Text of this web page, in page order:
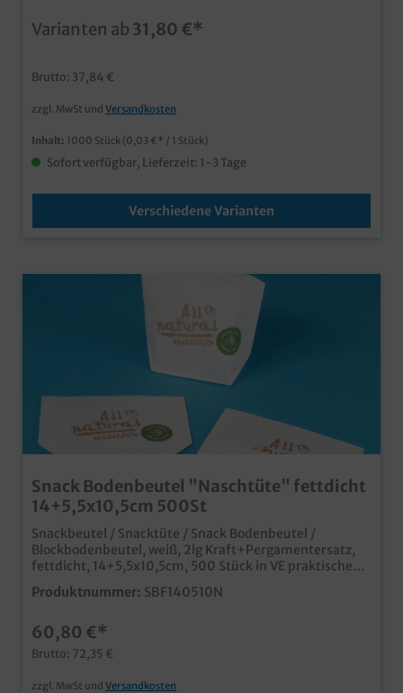
stylischer und nostalgischer Zeitungsdruck.
Varianten ab 31,80 €*
Brutto: 37,84 €
zzgl. MwSt und Versandkosten
Inhalt: 1000 Stück (0,03 €* / 1 Stück)
Sofort verfügbar, Lieferzeit: 1-3 Tage
Verschiedene Varianten
Snack Bodenbeutel "Naschtüte" fettdicht
14+5,5x10,5cm 500St
Snackbeutel / Snacktüte / Snack Bodenbeutel /
Blockbodenbeutel, weiß, 2lg Kraft+Pergamentersatz,
fettdicht, 14+5,5x10,5cm, 500 Stück in VE praktische
kleine Snacktüte mit Standboden stabil und fettdicht
durch 2-lagige Fertigung aus 100% Papiermaterial,
Snacks, Fingerfood, Quarkbällchen, Pommes,
gebrannte Mandeln, etc. praktische Lösung für
Gastronomie und Lebensmittelhandel natürlich auch
individuell bedruckbar, fragen Sie unseren
Produktnummer: SBF140510N
60,80 €*
Brutto: 72,35 €
zzgl. MwSt und Versandkosten